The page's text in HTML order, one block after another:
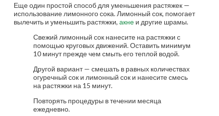
Еще один простой способ для уменьшения растяжек —
использование лимонного сока. Лимонный сок, помогает
вылечить и уменьшить растяжки, акне и другие шрамы.
Свежий лимонный сок нанесите на растяжки с
помощью круговых движений. Оставить минимум
10 минут прежде чем смыть его теплой водой.
Другой вариант — смешать в равных количествах
огуречный сок и лимонный сок и нанесите смесь
на растяжки на 15 минут.
Повторять процедуры в течении месяца
ежедневно.